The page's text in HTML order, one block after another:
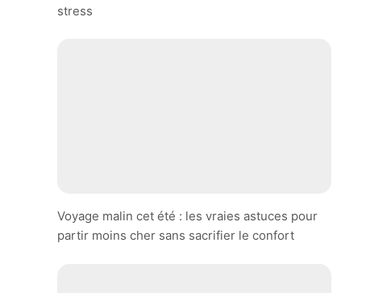
stress
Voyage malin cet été : les vraies astuces pour
partir moins cher sans sacrifier le confort